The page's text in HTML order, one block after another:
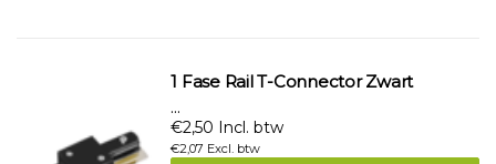
1 Fase Rail T-Connector Zwart
...
€2,50 Incl. btw
€2,07 Excl. btw